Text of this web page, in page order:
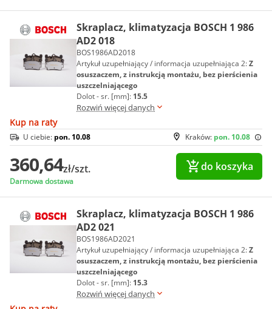
Skraplacz, klimatyzacja BOSCH 1 986
AD2 018
BOS1986AD2018
Artykuł uzupełniający / informacja uzupełniająca 2:Z
osuszaczem, z instrukcją montażu, bez pierścienia
uszczelniającego
Dolot - sr. [mm]: 15.5
Rozwiń więcej danych
Kup na raty
Kraków: pon. 10.08
U ciebie: pon. 10.08
360,64zł/szt.
Darmowa dostawa
do koszyka
Skraplacz, klimatyzacja BOSCH 1 986
AD2 021
BOS1986AD2021
Artykuł uzupełniający / informacja uzupełniająca 2:Z
osuszaczem, z instrukcją montażu, bez pierścienia
uszczelniającego
Dolot - sr. [mm]: 15.3
Rozwiń więcej danych